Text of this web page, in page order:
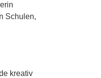
Schulen,
kreativ